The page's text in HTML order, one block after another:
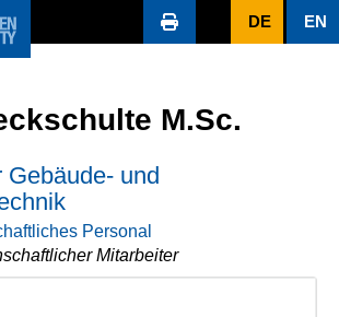
DE EN
M.Sc.
Gebäude- und
Personal
Mitarbeiter